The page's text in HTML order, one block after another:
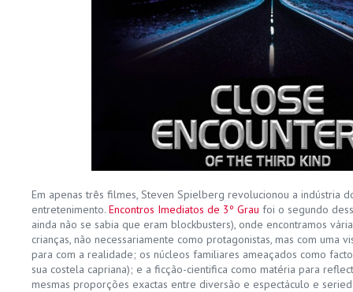
Em apenas três filmes, Steven Spielberg revolucionou a indústria
entretenimento. Encontros Imediatos de 3º Grau foi o segundo
ainda não se sabia que eram blockbusters), onde encontramos
crianças, não necessariamente como protagonistas, mas com uma
para com a realidade; os núcleos familiares ameaçados como
sua costela capriana); e a ficção-cientifica como matéria para
mesmas proporções exactas entre diversão e espectáculo e